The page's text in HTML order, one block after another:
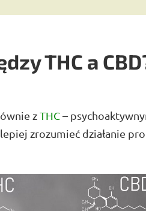
THC a
zTHC–
lepiej zrozumieć działanie